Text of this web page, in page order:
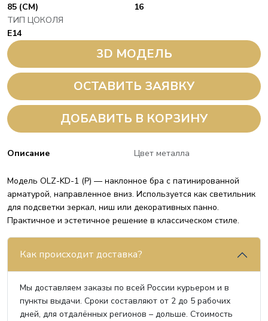
85 (СМ)
16
ТИП ЦОКОЛЯ
E14
3D МОДЕЛЬ
ОСТАВИТЬ ЗАЯВКУ
ДОБАВИТЬ В КОРЗИНУ
Описание Цвет металла
Модель OLZ-KD-1 (P) — наклонное бра с патинированной
арматурой, направленное вниз. Используется как светильник
для подсветки зеркал, ниш или декоративных панно.
Практичное и эстетичное решение в классическом стиле.
Как происходит доставка?
Мы доставляем заказы по всей России курьером и в
пункты выдачи. Сроки составляют от 2 до 5 рабочих
дней, для отдалённых регионов – дольше. Стоимость